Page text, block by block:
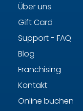
Über uns
Gift Card
Support - FAQ
Blog
Franchising
Kontakt
Online buchen